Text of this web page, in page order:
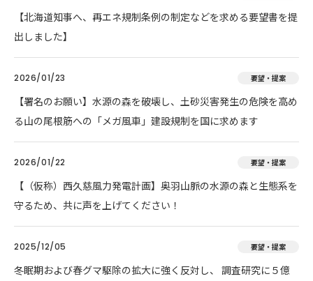
【北海道知事へ、再エネ規制条例の制定などを求める要望書を提
出しました】
2026/01/23 要望・提案
【署名のお願い】水源の森を破壊し、土砂災害発生の危険を高め
る山の尾根筋への「メガ風車」建設規制を国に求めます
2026/01/22 要望・提案
【（仮称）西久慈風力発電計画】奥羽山脈の水源の森と生態系を
守るため、共に声を上げてください！
2025/12/05 要望・提案
冬眠期および春グマ駆除の拡大に強く反対し、 調査研究に５億